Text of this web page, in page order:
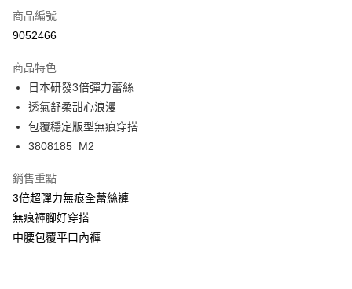
Apple Pay
Google Pay
全支付
全盈+PAY
相關說明
【關於「AFTEE先享後付」】
AFTEE先享後付是「在收到商品之後才付款」的支付方式。 讓您購物簡單
１．簡單：不需註冊會員、不需綁卡、不需儲值。
ATM付款
商品編號
9052466
商品特色
日本研發3倍彈力蕾絲
透氣舒柔甜心浪漫
包覆穩定版型無痕穿搭
3808185_M2
銷售重點
3倍超彈力無痕全蕾絲褲
無痕褲腳好穿搭
中腰包覆平口內褲